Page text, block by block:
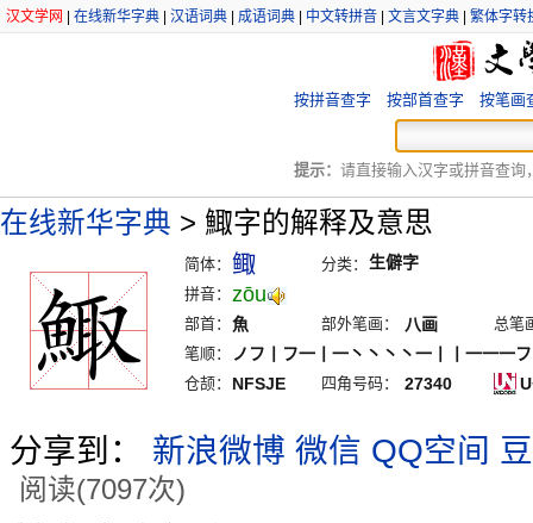
汉文学网 在线新华字典 汉语词典 成语词典 中文转拼音 文言文字典 繁体字转
按拼音查字 按部首查字 按笔画
提示： 请直接输入汉字或拼音查询
在线新华字典 > 鯫字的解释及意思
简体： 鲰 分类： 生僻字
拼音： zōu
部首： 魚 部外笔画： 八画
总笔
笔顺：
ノフ丨フ一丨一丶丶丶丶一丨丨一一一
仓颉： NFSJE 四角号码： 27340
分享到： 新浪微博 微信 QQ空间
阅读(7097次)